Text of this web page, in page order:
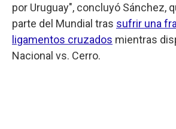
por Uruguay", concluyó Sánchez,
parte del Mundial tras sufrir una
ligamentos cruzados mientras
Nacional vs. Cerro.